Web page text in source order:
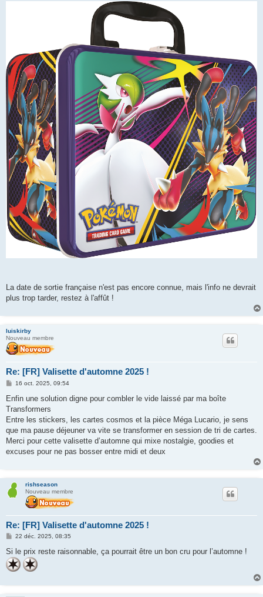
La date de sortie française n'est pas encore connue, mais l'info ne devrait
plus trop tarder, restez à l'affût !
luiskirby
Nouveau membre
Re: [FR] Valisette d'automne 2025 !
M
s
a
g
16 oct. 2025, 09:54
Enfin une solution digne pour combler le vide laissé par ma boîte
Transformers
Entre les stickers, les cartes cosmos et la pièce Méga Lucario, je sens
que ma pause déjeuner va vite se transformer en session de tri de cartes.
Merci pour cette valisette d’automne qui mixe nostalgie, goodies et
excuses pour ne pas bosser entre midi et deux
rishseason
Nouveau membre
Re: [FR] Valisette d'automne 2025 !
M
s
s
a
g
22 déc. 2025, 08:35
Si le prix reste raisonnable, ça pourrait être un bon cru pour l’automne !